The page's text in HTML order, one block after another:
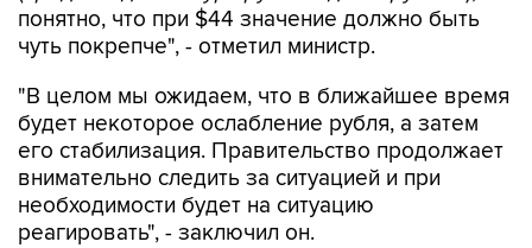
понятно, что при $44 значение должно быть
чуть покрепче", - отметил министр.
"В целом мы ожидаем, что в ближайшее время
будет некоторое ослабление рубля, а затем
его стабилизация. Правительство продолжает
внимательно следить за ситуацией и при
необходимости будет на ситуацию
реагировать", - заключил он.